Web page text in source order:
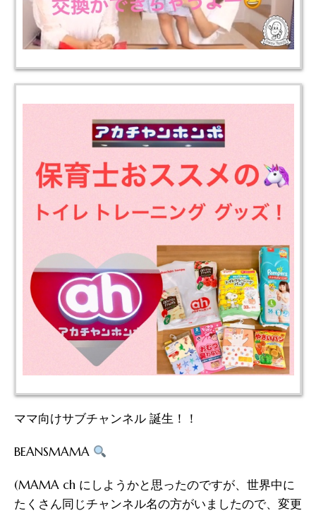
ママ向けサブチャンネル 誕生！！
BEANSMAMA
(MAMA ch にしようかと思ったのですが、世界中に
たくさん同じチャンネル名の方がいましたので、変更